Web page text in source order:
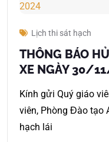
Lịch thi sát hạch
THÔNG BÁO
XE NGÀY 30/
Kính gửi Quý giáo
viên, Phòng Đào tạo
hạch lái